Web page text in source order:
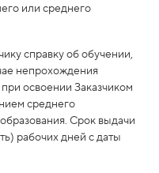
или среднего
справку об обучении,
непрохождения
освоении Заказчиком
среднего
Срок выдачи
рабочих дней с даты